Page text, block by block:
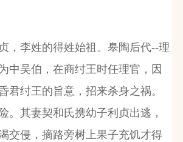
李姓的得姓始祖。皋陶后代--理
中吴伯，在商纣王时任理官，因
君纣王的旨意，招来杀身之祸。
。其妻契和氏携幼子利贞出逃，
交侵，摘路旁树上果子充饥才得